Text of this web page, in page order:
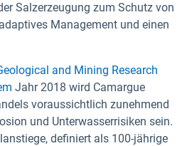
Salzerzeugung zum Schutz von
Management und einen
and Mining Research
Jahr 2018 wird Camargue
voraussichtlich zunehmend
und Unterwasserrisiken sein.
definiert als 100-jährige